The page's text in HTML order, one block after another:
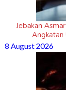
Jebakan
Angkatan
8 August 2026